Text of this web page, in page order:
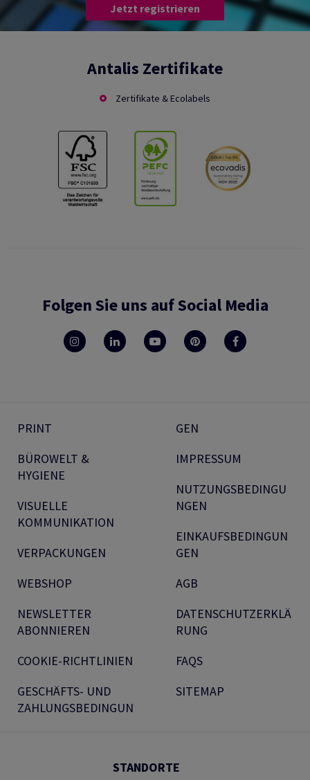
Jetzt registrieren
Antalis Zertifikate
Zertifikate & Ecolabels
Folgen Sie uns auf Social Media
PRINT
BÜROWELT &
HYGIENE
VISUELLE
KOMMUNIKATION
VERPACKUNGEN
WEBSHOP
NEWSLETTER
ABONNIEREN
COOKIE-RICHTLINIEN
GESCHÄFTS- UND
ZAHLUNGSBEDINGUN
GEN
IMPRESSUM
NUTZUNGSBEDINGU
NGEN
EINKAUFSBEDINGUN
GEN
AGB
DATENSCHUTZERKLÄ
RUNG
FAQS
SITEMAP
STANDORTE